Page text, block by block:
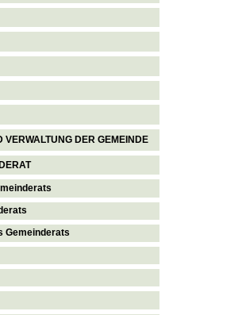
VERWALTUNG DER GEMEINDE
Gemeinderats